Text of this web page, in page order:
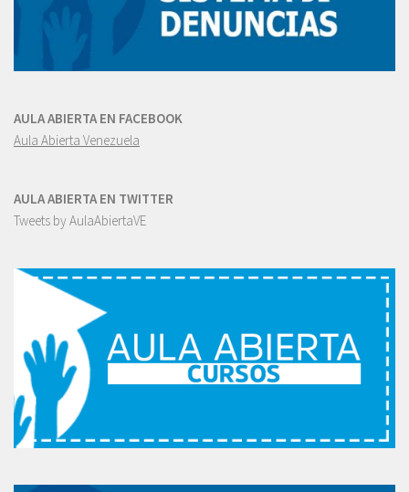
AULA ABIERTA EN FACEBOOK
Aula Abierta Venezuela
AULA ABIERTA EN TWITTER
Tweets by AulaAbiertaVE